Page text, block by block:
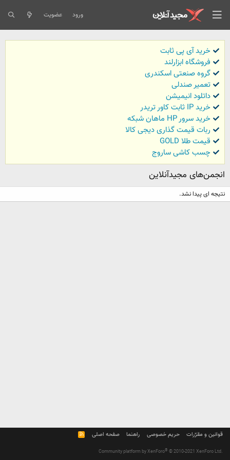
ورود عضویت
خرید آی پی ثابت
فروشگاه ابزارلند
گروه صنعتی اسکندری
تعمیر صندلی
داتلود انیمیشن
خرید IP ثابت کاور تریدر
خرید سرور HP ماهان شبکه
ربات قیمت گذاری دیجی کالا
قیمت طلا GOLD
چسب کاشی ساروج
انجمن‌های مجیدآنلاین
نتیجه ای پیدا نشد.
قوانین و مقرّرات حریم خصوصی راهنما صفحه اصلی
R
S
Community platform by XenForo® © 2010-2021 XenForo Ltd.